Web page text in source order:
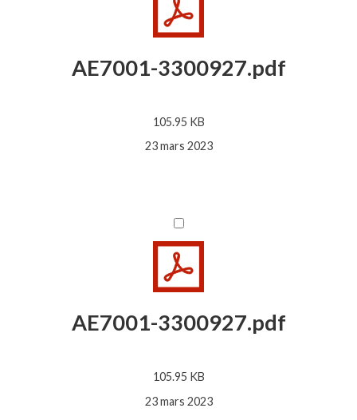
AE7001-3300927.pdf
105.95 KB
23 mars 2023
AE7001-3300927.pdf
105.95 KB
23 mars 2023